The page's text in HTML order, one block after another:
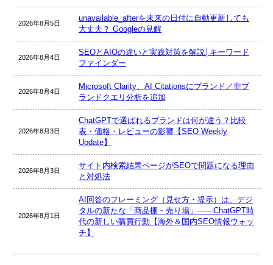
2026年8月5日
unavailable_afterを未来の日付に自動更新しても
大丈夫？ Googleの見解
2026年8月4日
SEOとAIOの違いと実践対策を解説│キーワード
ファインダー
2026年8月4日
Microsoft Clarity、AI Citationsにブランド／非ブ
ランドクエリ分析を追加
2026年8月3日
ChatGPTで選ばれるブランドは何が違う？比較
表・価格・レビューの影響【SEO Weekly
Update】
2026年8月3日
サイト内検索結果ページがSEOで問題になる理由
と対処法
2026年8月1日
AI回答のフレーミング（見せ方・提示）は、デジ
タルの新たな「商品棚・売り場」――ChatGPT時
代の新しい購買行動【海外＆国内SEO情報ウォッ
チ】